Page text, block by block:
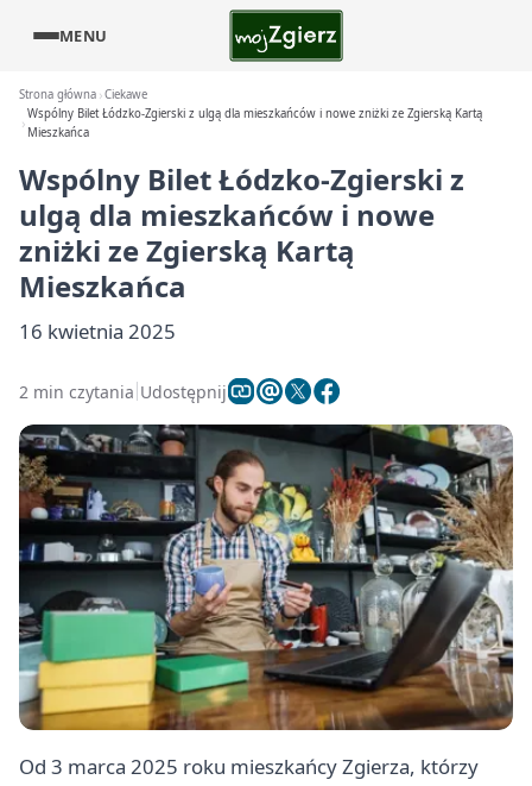
MENU
Strona główna Ciekawe
Wspólny Bilet Łódzko-Zgierski z ulgą dla mieszkańców i nowe zniżki ze Zgierską Kartą
Mieszkańca
Wspólny Bilet Łódzko-Zgierski z
ulgą dla mieszkańców i nowe
zniżki ze Zgierską Kartą
Mieszkańca
16 kwietnia 2025
2 min czytania Udostępnij
Od 3 marca 2025 roku mieszkańcy Zgierza, którzy